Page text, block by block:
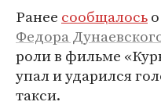
Ранее сообщалось
Федора
роли в фильме
упал и ударился
такси.